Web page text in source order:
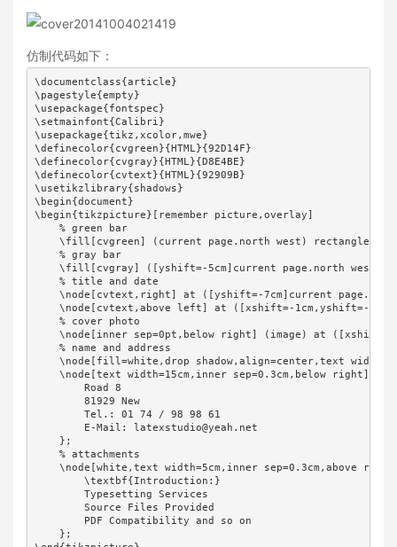
仿制代码如下：
\documentclass{article}
\pagestyle{empty}
\usepackage{fontspec}
\setmainfont{Calibri}
\usepackage{tikz,xcolor,mwe}
\definecolor{cvgreen}{HTML}{92D14F}
\definecolor{cvgray}{HTML}{D8E4BE}
\definecolor{cvtext}{HTML}{92909B}
\usetikzlibrary{shadows}
\begin{document}
\begin{tikzpicture}[remember picture,overlay]
% green bar
\fill[cvgreen] (current page.north west) rectangle
% gray bar
\fill[cvgray] ([yshift=-5cm]current page.north west)
% title and date
\node[cvtext,right] at ([yshift=-7cm]current page.north
\node[cvtext,above left] at ([xshift=-1cm,yshift=-
% cover photo
\node[inner sep=0pt,below right] (image) at
% name and address
\node[fill=white,drop shadow,align=center,text
\node[text width=15cm,inner sep=0.3cm,below right] at
Road 8
81929 New
Tel.: 01 74 / 98 98 61
E-Mail: latexstudio@yeah.net
};
% attachments
\node[white,text width=5cm,inner sep=0.3cm,above
\textbf{Introduction:}
Typesetting Services
Source Files Provided
PDF Compatibility and so on
};